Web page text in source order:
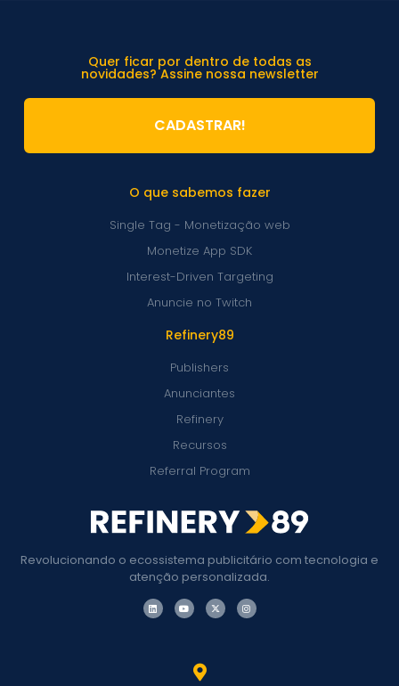
Revolucionando o ecossistema publicitário com tecnologia e
atenção personalizada.
Refinery89
Publishers
Anunciantes
Refinery
Recursos
Referral Program
O que sabemos fazer
Single Tag - Monetização web
Monetize App SDK
Interest-Driven Targeting
Anuncie no Twitch
Quer ficar por dentro de todas as
novidades? Assine nossa newsletter
CADASTRAR!